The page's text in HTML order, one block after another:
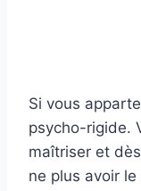
Si vous
psycho-rigide.
maîtriser et
ne plus avoir